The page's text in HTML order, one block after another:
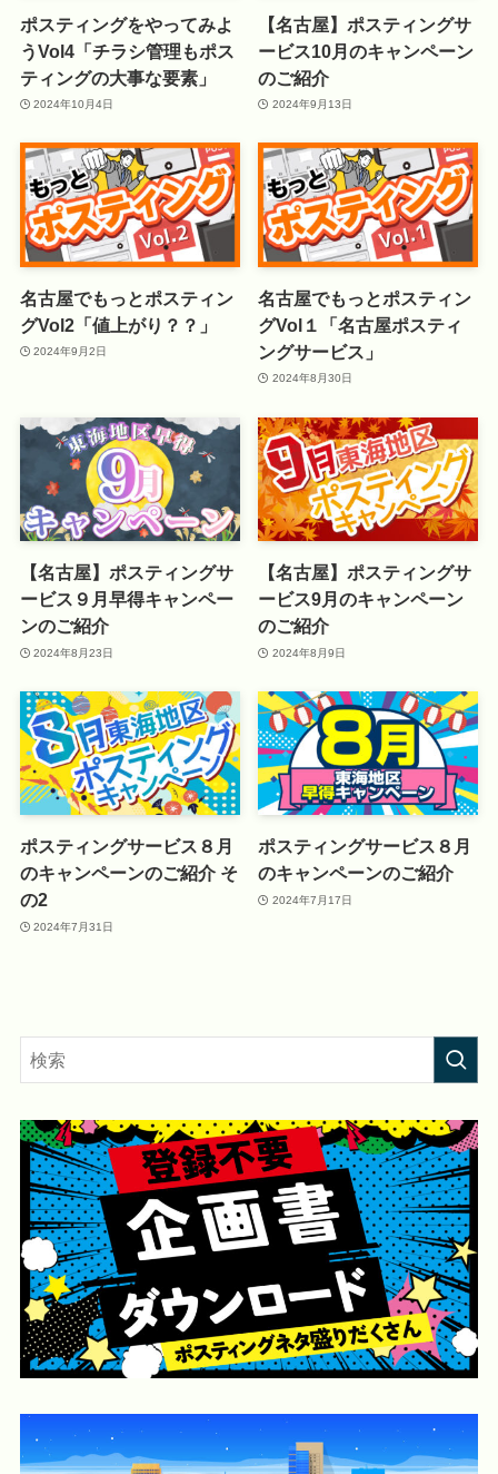
ポスティングをやってみよ
うVol4「チラシ管理もポス
ティングの大事な要素」
2024年10月4日
【名古屋】ポスティングサ
ービス10月のキャンペーン
のご紹介
2024年9月13日
名古屋でもっとポスティン
グVol2「値上がり？？」
2024年9月2日
名古屋でもっとポスティン
グVol１「名古屋ポスティ
ングサービス」
2024年8月30日
【名古屋】ポスティングサ
ービス９月早得キャンペー
ンのご紹介
2024年8月23日
【名古屋】ポスティングサ
ービス9月のキャンペーン
のご紹介
2024年8月9日
ポスティングサービス８月
のキャンペーンのご紹介 そ
の2
2024年7月31日
ポスティングサービス８月
のキャンペーンのご紹介
2024年7月17日